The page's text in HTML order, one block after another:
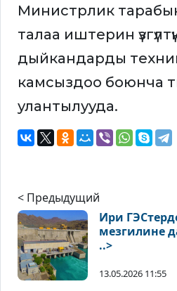
Министрлик
талаа иштерин
дыйкандарды
камсыздоо боюнча
улантылууда.
< Предыдущий
Ири
мезгилине
..>
13.05.2026 11:55